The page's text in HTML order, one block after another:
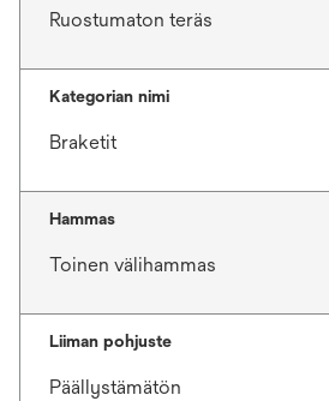
Ruostumaton teräs
Kategorian nimi
Braketit
Hammas
Toinen välihammas
Liiman pohjuste
Päällystämätön